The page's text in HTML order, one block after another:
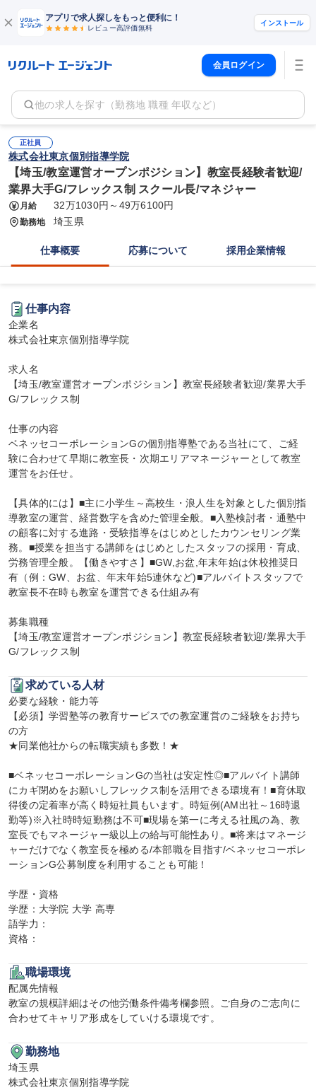
アプリで求人探しをもっと便利に！
レビュー高評価無料
インストール
会員ログイン
他の求人を探す（勤務地 職種 年収など）
正社員
株式会社東京個別指導学院
【埼玉/教室運営オープンポジション】教室長経験者歓迎/
業界大手G/フレックス制 スクール長/マネジャー
月給 32万1030円～49万6100円
勤務地 埼玉県
仕事概要 応募について 採用企業情報
仕事内容
企業名
株式会社東京個別指導学院
求人名
【埼玉/教室運営オープンポジション】教室長経験者歓迎/業界大手
G/フレックス制
仕事の内容
ベネッセコーポレーションGの個別指導塾である当社にて、ご経
験に合わせて早期に教室長・次期エリアマネージャーとして教室
運営をお任せ。
【具体的には】■主に小学生～高校生・浪人生を対象とした個別指
導教室の運営、経営数字を含めた管理全般。■入塾検討者・通塾中
の顧客に対する進路・受験指導をはじめとしたカウンセリング業
務。■授業を担当する講師をはじめとしたスタッフの採用・育成、
労務管理全般。【働きやすさ】■GW,お盆,年末年始は休校推奨日
有（例：GW、お盆、年末年始5連休など)■アルバイトスタッフで
教室長不在時も教室を運営できる仕組み有
募集職種
【埼玉/教室運営オープンポジション】教室長経験者歓迎/業界大手
G/フレックス制
求めている人材
必要な経験・能力等
【必須】学習塾等の教育サービスでの教室運営のご経験をお持ち
の方
★同業他社からの転職実績も多数！★
■ベネッセコーポレーションGの当社は安定性◎■アルバイト講師
にカギ閉めをお願いしフレックス制を活用できる環境有！■育休取
得後の定着率が高く時短社員もいます。時短例(AM出社～16時退
勤等)※入社時時短勤務は不可■現場を第一に考える社風の為、教
室長でもマネージャー級以上の給与可能性あり。■将来はマネージ
ャーだけでなく教室長を極める/本部職を目指す/ベネッセコーポレ
ーションG公募制度を利用することも可能！
学歴・資格
学歴：大学院 大学 高専
語学力：
資格：
職場環境
配属先情報
教室の規模詳細はその他労働条件備考欄参照。ご自身のご志向に
合わせてキャリア形成をしていける環境です。
勤務地
埼玉県
株式会社東京個別指導学院